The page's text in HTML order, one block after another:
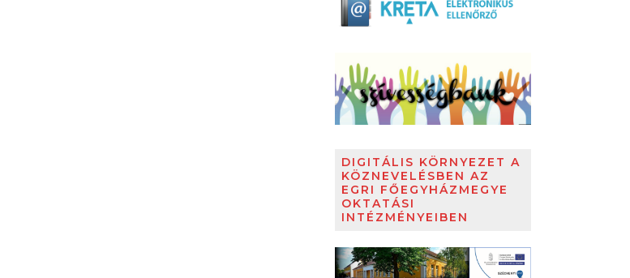
DIGITÁLIS KÖRNYEZET A
KÖZNEVELÉSBEN AZ
EGRI FŐEGYHÁZMEGYE
OKTATÁSI
INTÉZMÉNYEIBEN